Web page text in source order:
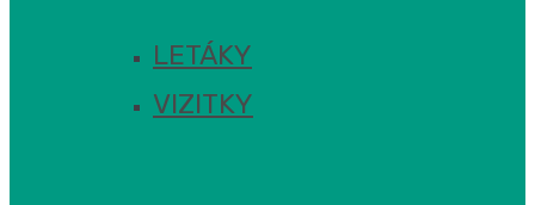
LETÁKY
VIZITKY